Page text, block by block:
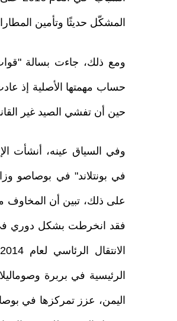
المشكّل حديثًا وتأمين
ومع ذلك، جاءت بسالة
حين أن تفشي الصيد غير
على ذلك، تبين أن المخاوف
فقد انخرطت بشكل دوري في
الرئيسية في بربرة
اليمن، عزز تمركزها في